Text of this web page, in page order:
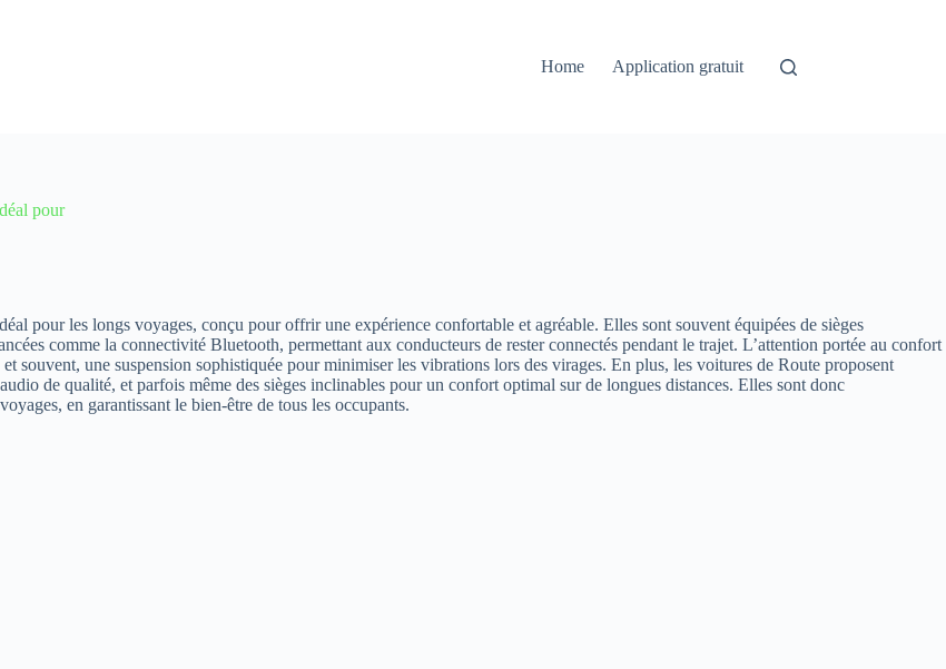
Home Application gratuit
pour
pour les longs voyages, conçu pour offrir une expérience confortable et agréable. Elles sont souvent équipées de sièges
comme la connectivité Bluetooth, permettant aux conducteurs de rester connectés pendant le trajet. L’attention portée au confort
souvent, une suspension sophistiquée pour minimiser les vibrations lors des virages. En plus, les voitures de Route proposent
de qualité, et parfois même des sièges inclinables pour un confort optimal sur de longues distances. Elles sont donc
en garantissant le bien-être de tous les occupants.